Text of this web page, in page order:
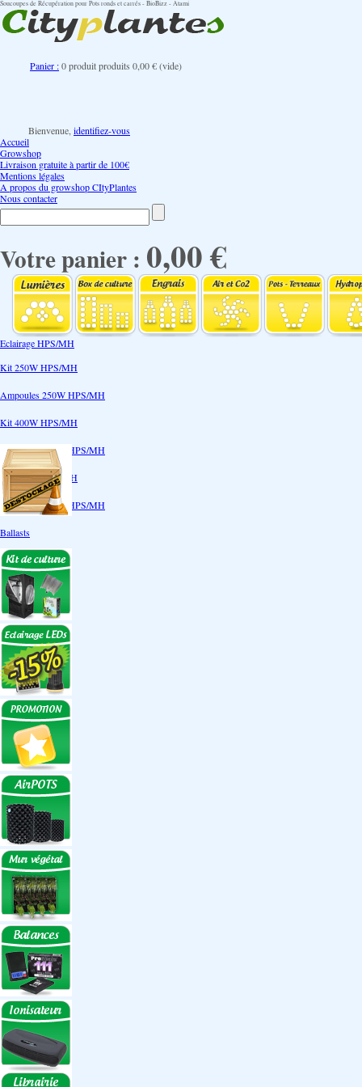
Soucoupes de Récupération pour Pots ronds et carrés - BioBizz - Atami
Panier :0produitproduits 0,00 €(vide)
Bienvenue, identifiez-vous
Accueil
Growshop
Livraison gratuite à partir de 100€
Mentions légales
A propos du growshop CItyPlantes
Nous contacter
Votre panier : 0,00 €
Eclairage HPS/MH
Kit 250W HPS/MH
Ampoules 250W HPS/MH
Kit 400W HPS/MH
Ampoules 400W HPS/MH
Kit 600W HPS/MH
Ampoules 600W HPS/MH
Ballasts
Réflecteurs
CoolTube
Accessoires
Eclairages LEDs
Eclairages ECO
Kits ECO
Ampoules ECO
Réflecteurs ECO
Réflecteurs
Accessoires
Box Discount
Box par marque
Hortibox
Homebox
Dark Room II
GrowLab
Box par taille
Box 40 cm
Box 60 cm
Box 80-90 cm
Box 120 cm